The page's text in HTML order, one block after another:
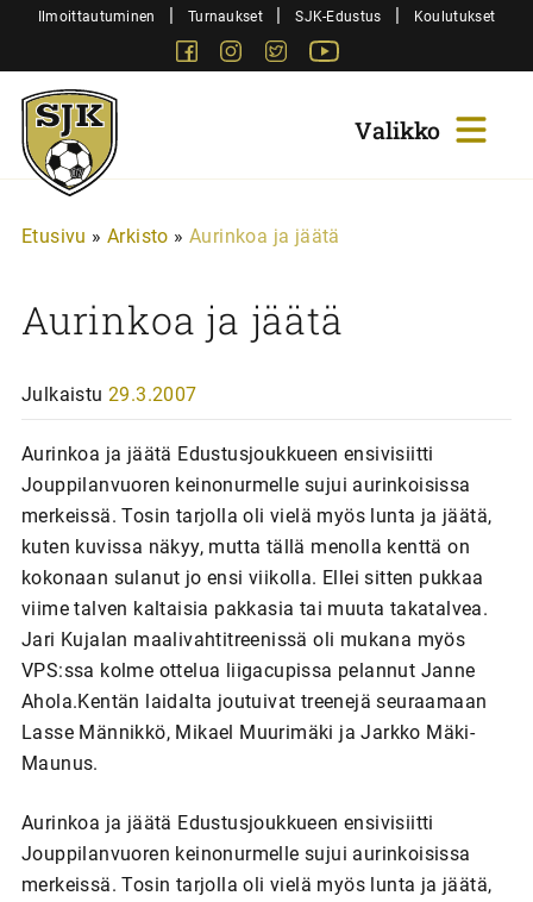
SiirryIlmoittautuminen | Turnaukset | SJK-Edustus | Koulutukset
FacebookInstagram
Twitter
Sjk-
Juniorit
Etusivu » Arkisto » Aurinkoa ja jäätä
Aurinkoa ja jäätä
Julkaistu 29.3.2007
Aurinkoa ja jäätä Edustusjoukkueen ensivisiitti
Jouppilanvuoren keinonurmelle sujui aurinkoisissa
merkeissä. Tosin tarjolla oli vielä myös lunta ja jäätä,
kuten kuvissa näkyy, mutta tällä menolla kenttä on
kokonaan sulanut jo ensi viikolla. Ellei sitten pukkaa
viime talven kaltaisia pakkasia tai muuta takatalvea.
Jari Kujalan maalivahtitreenissä oli mukana myös
VPS:ssa kolme ottelua liigacupissa pelannut Janne
Ahola.Kentän laidalta joutuivat treenejä seuraamaan
Lasse Männikkö, Mikael Muurimäki ja Jarkko Mäki-
Maunus.
Aurinkoa ja jäätä Edustusjoukkueen ensivisiitti
Jouppilanvuoren keinonurmelle sujui aurinkoisissa
merkeissä. Tosin tarjolla oli vielä myös lunta ja jäätä,